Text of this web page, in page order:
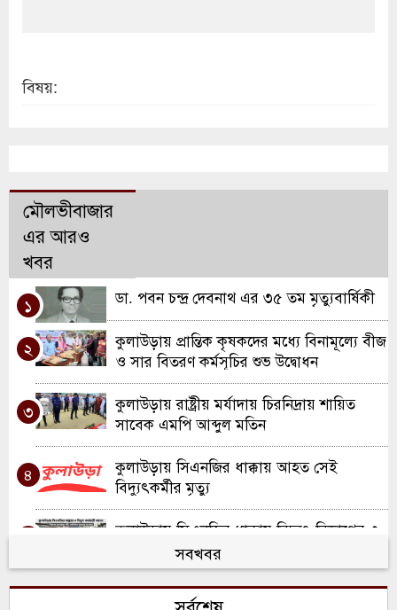
বিষয়:
মৌলভীবাজার
এর আরও
খবর
১ ডা. পবন চন্দ্র দেবনাথ এর ৩৫ তম মৃত্যুবার্ষিকী
২
কুলাউড়ায় প্রান্তিক কৃষকদের মধ্যে বিনামূল্যে বীজ
ও সার বিতরণ কর্মসূচির শুভ উদ্বোধন
৩
কুলাউড়ায় রাষ্ট্রীয় মর্যাদায় চিরনিদ্রায় শায়িত
সাবেক এমপি আব্দুল মতিন
৪
কুলাউড়ায় সিএনজির ধাক্কায় আহত সেই
বিদ্যুৎকর্মীর মৃত্যু
কুলাউড়ায় সিএনজির ধাক্কায় বিদ্যুৎ বিভাগের ৩
কর্মী আহত; একজন আইসিইউতে
খাল খননে নতুন দিগন্ত: কুলাউড়ায় ২ কোটি
সবখবর